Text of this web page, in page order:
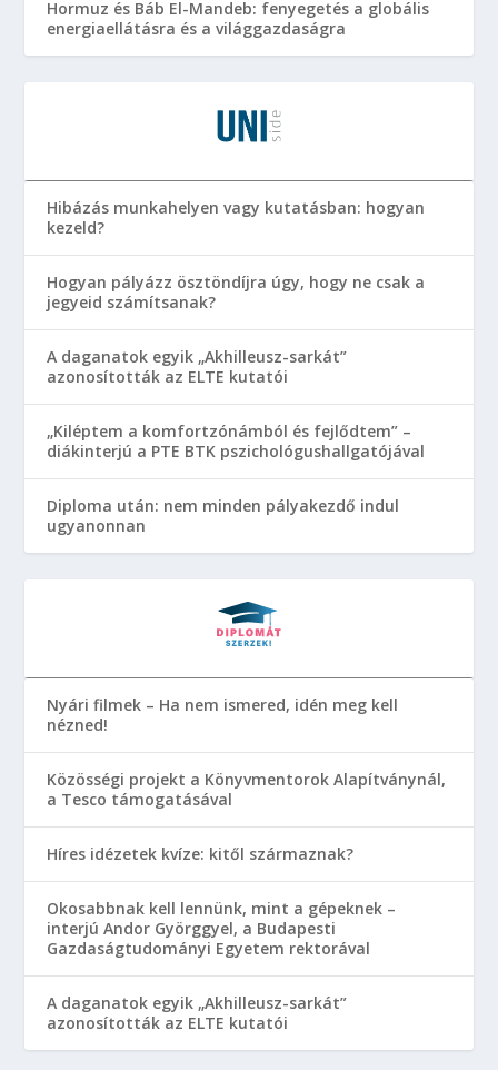
Hormuz és Báb El-Mandeb: fenyegetés a globális
energiaellátásra és a világgazdaságra
Hibázás munkahelyen vagy kutatásban: hogyan
kezeld?
Hogyan pályázz ösztöndíjra úgy, hogy ne csak a
jegyeid számítsanak?
A daganatok egyik „Akhilleusz-sarkát”
azonosították az ELTE kutatói
„Kiléptem a komfortzónámból és fejlődtem” –
diákinterjú a PTE BTK pszichológushallgatójával
Diploma után: nem minden pályakezdő indul
ugyanonnan
Nyári filmek – Ha nem ismered, idén meg kell
nézned!
Közösségi projekt a Könyvmentorok Alapítványnál,
a Tesco támogatásával
Híres idézetek kvíze: kitől származnak?
Okosabbnak kell lennünk, mint a gépeknek –
interjú Andor Györggyel, a Budapesti
Gazdaságtudományi Egyetem rektorával
A daganatok egyik „Akhilleusz-sarkát”
azonosították az ELTE kutatói